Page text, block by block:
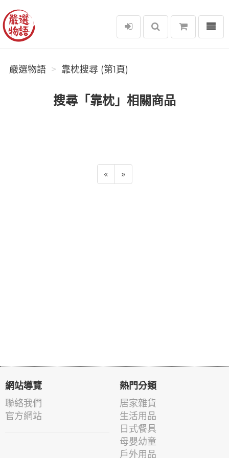
嚴選物語
選單
嚴選物語 靠枕搜尋 (第1頁)
搜尋「靠枕」相關商品
« »
網站導覽
聯絡我們
官方網站
熱門分類
居家雜貨
生活用品
日式餐具
母嬰幼童
戶外用品